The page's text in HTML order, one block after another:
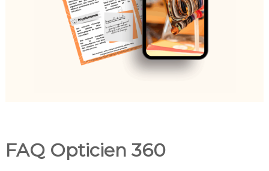
FAQ Opticien 360